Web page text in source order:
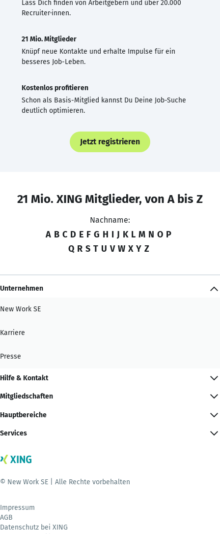
Lass Dich finden von Arbeitgebern und über 20.000
Recruiter·innen.
21 Mio. Mitglieder
Knüpf neue Kontakte und erhalte Impulse für ein
besseres Job-Leben.
Kostenlos profitieren
Schon als Basis-Mitglied kannst Du Deine Job-Suche
deutlich optimieren.
Jetzt registrieren
21 Mio. XING Mitglieder, von A bis Z
Nachname:
A B C D E F G H I J K L M N O P
Q R S T U V W X Y Z
Unternehmen
New Work SE
Karriere
Presse
Hilfe & Kontakt
Mitgliedschaften
Hauptbereiche
Services
© New Work SE | Alle Rechte vorbehalten
Impressum
AGB
Datenschutz bei XING